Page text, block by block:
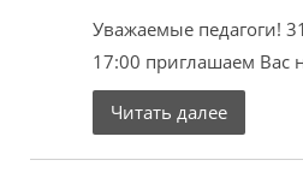
Уважаемые педагоги!
17:00 приглашаем Вас
Читать далее